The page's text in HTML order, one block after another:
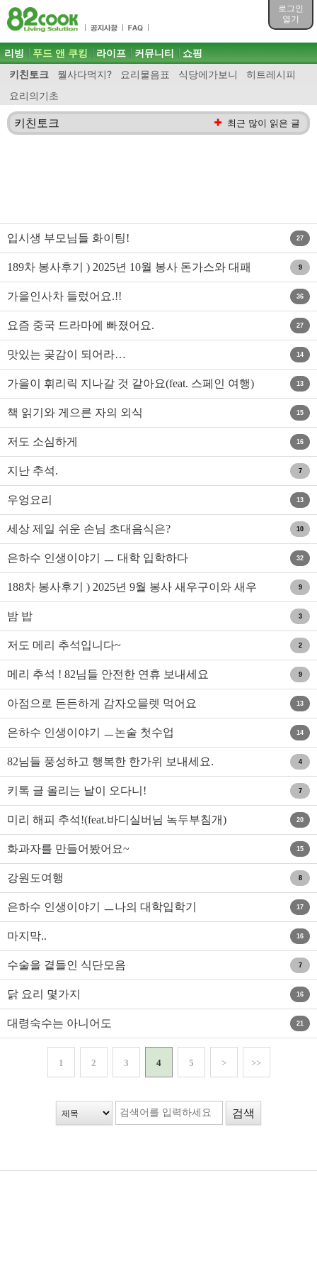
로그인
열기
목차
주메뉴 바로가기
컨텐츠 바로가기
검색 바로가기
로그인 바로가기
주메뉴
리빙 푸드 앤 쿠킹
키친토크 뭘사다먹지? 요리물음표 식당에가보니
히트레시피
요리의기초
라이프 커뮤니티 쇼핑
키친토크 최근 많이 읽은 글
입시생 부모님들 화이팅! 27
189차 봉사후기 ) 2025년 10월 봉사 돈가스와 대패
삼겹김..
9
가을인사차 들렀어요.!! 36
요즘 중국 드라마에 빠졌어요. 27
맛있는 곶감이 되어라… 14
가을이 휘리릭 지나갈 것 같아요(feat. 스페인 여행) 13
책 읽기와 게으른 자의 외식 15
저도 소심하게 16
지난 추석. 7
우엉요리 13
세상 제일 쉬운 손님 초대음식은? 10
은하수 인생이야기 ㅡ 대학 입학하다 32
188차 봉사후기 ) 2025년 9월 봉사 새우구이와 새우
튀김,..
9
밤 밥 3
저도 메리 추석입니다~ 2
메리 추석 ! 82님들 안전한 연휴 보내세요 9
아점으로 든든하게 감자오믈렛 먹어요 13
은하수 인생이야기 ㅡ논술 첫수업 14
82님들 풍성하고 행복한 한가위 보내세요. 4
키톡 글 올리는 날이 오다니! 7
미리 해피 추석!(feat.바디실버님 녹두부침개) 20
화과자를 만들어봤어요~ 15
강원도여행 8
은하수 인생이야기 ㅡ나의 대학입학기 17
마지막.. 16
수술을 곁들인 식단모음 7
닭 요리 몇가지 16
대령숙수는 아니어도 21
1 2 3 4 5 > >>